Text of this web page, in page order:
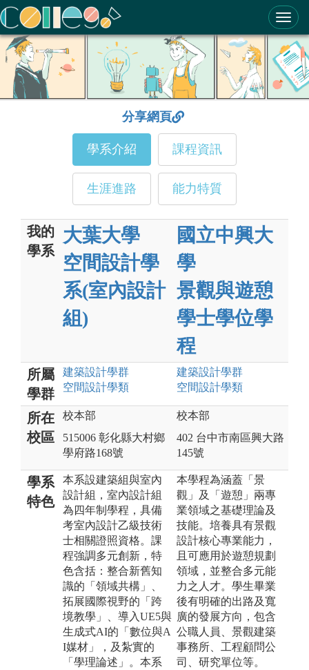
ColleGo! 大學選才與高中育才輔助系統
分享網頁
學系介紹 課程資訊
生涯進路 能力特質
我的
學系
大葉大學
空間設計學
系(室內設計
組)
國立中興大
學
景觀與遊憩
學士學位學
程
所屬
學群
建築設計學群
空間設計學類
建築設計學群
空間設計學類
所在
校區
校本部
515006 彰化縣大村鄉
學府路168號
校本部
402 台中市南區興大路
145號
學系
特色
本系設建築組與室內
設計組，室內設計組
為四年制學程，具備
考室內設計乙級技術
士相關證照資格。課
程強調多元創新，特
色含括：整合新舊知
識的「領域共構」、
拓展國際視野的「跨
境教學」、導入UE5與
生成式AI的「數位與A
I媒材」，及紮實的
「學理論述」。本系
本學程為涵蓋「景
觀」及「遊憩」兩專
業領域之基礎理論及
技能。培養具有景觀
設計核心專業能力，
且可應用於遊憩規劃
領域，並整合多元能
力之人才。學生畢業
後有明確的出路及寬
廣的發展方向，包含
公職人員、景觀建築
事務所、工程顧問公
司、研究單位等。